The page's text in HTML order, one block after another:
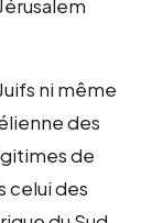
ni même
des
de
celui des